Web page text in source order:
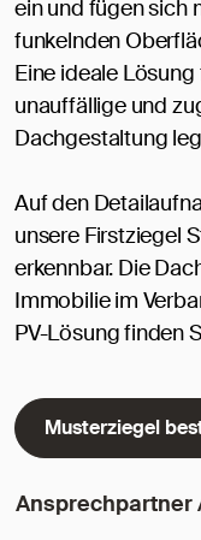
ein und fügen sich
funkelnden
Eine ideale
unauffällige und
Dachgestaltung
Auf den
unsere Firstziegel
erkennbar. Die
Immobilie im
PV-Lösung finden
Musterziegel
Ansprechpartner